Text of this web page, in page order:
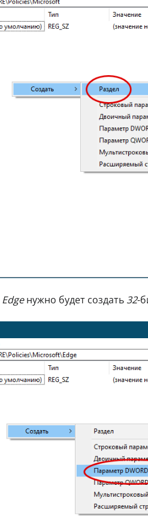
Edgeнужно будет создать 32-